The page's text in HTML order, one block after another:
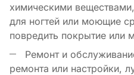
химическими
для ногтей или моющие
повредить покрытие или
Ремонт и
ремонта или настройки,